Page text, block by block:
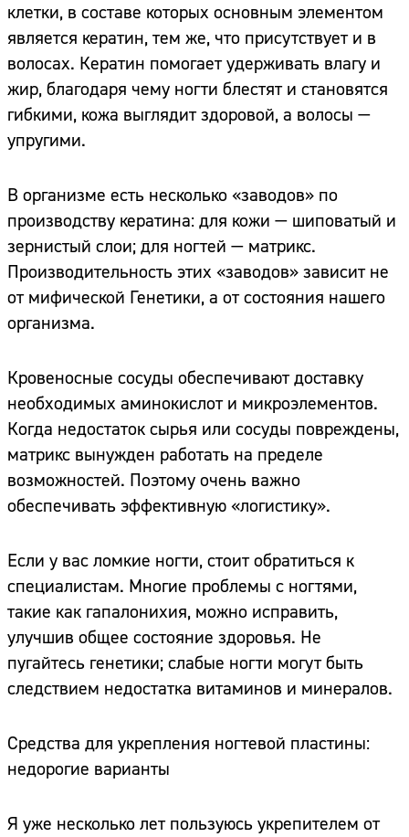
клетки, в составе которых основным элементом
является кератин, тем же, что присутствует и в
волосах. Кератин помогает удерживать влагу и
жир, благодаря чему ногти блестят и становятся
гибкими, кожа выглядит здоровой, а волосы —
упругими.
В организме есть несколько «заводов» по
производству кератина: для кожи — шиповатый и
зернистый слои; для ногтей — матрикс.
Производительность этих «заводов» зависит не
от мифической Генетики, а от состояния нашего
организма.
Кровеносные сосуды обеспечивают доставку
необходимых аминокислот и микроэлементов.
Когда недостаток сырья или сосуды повреждены,
матрикс вынужден работать на пределе
возможностей. Поэтому очень важно
обеспечивать эффективную «логистику».
Если у вас ломкие ногти, стоит обратиться к
специалистам. Многие проблемы с ногтями,
такие как гапалонихия, можно исправить,
улучшив общее состояние здоровья. Не
пугайтесь генетики; слабые ногти могут быть
следствием недостатка витаминов и минералов.
Средства для укрепления ногтевой пластины:
недорогие варианты
Я уже несколько лет пользуюсь укрепителем от